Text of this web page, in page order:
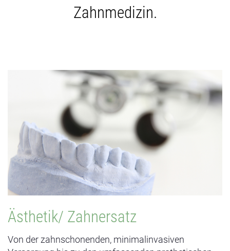
Zahnmedizin.
Zahnersatz lässt sich heutzutage funktionell und
ästhetisch für alle individuellen Bedürfnisse anpassen.
Die Versorgung mit dem festsitzenden und
herausnehmbaren Zahnersatz ist eine bedeutende
Tätigkeit unserer Praxis. Neben dem klassischen
Zahnersatz, bieten wir Ihnen auch implantatgetragene
Konstruktionen.
Ästhetik/ Zahnersatz
Von der zahnschonenden, minimalinvasiven